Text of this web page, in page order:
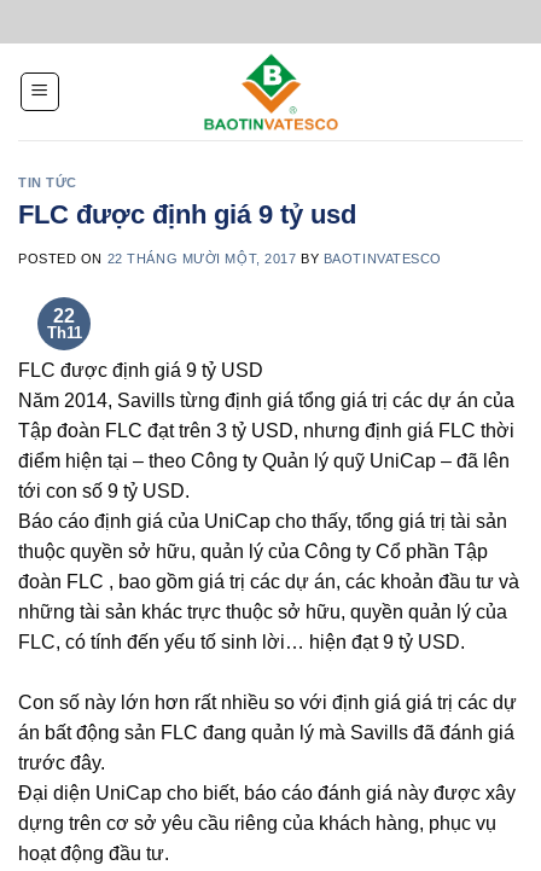
to
content
TIN TỨC
FLC được định giá 9 tỷ usd
POSTED ON 22 THÁNG MƯỜI MỘT, 2017 BY BAOTINVATESCO
22
Th11
FLC được định giá 9 tỷ USD
Năm 2014, Savills từng định giá tổng giá trị các dự án của
Tập đoàn FLC đạt trên 3 tỷ USD, nhưng định giá FLC thời
điểm hiện tại – theo Công ty Quản lý quỹ UniCap – đã lên
tới con số 9 tỷ USD.
Báo cáo định giá của UniCap cho thấy, tổng giá trị tài sản
thuộc quyền sở hữu, quản lý của Công ty Cổ phần Tập
đoàn FLC , bao gồm giá trị các dự án, các khoản đầu tư và
những tài sản khác trực thuộc sở hữu, quyền quản lý của
FLC, có tính đến yếu tố sinh lời… hiện đạt 9 tỷ USD.
Con số này lớn hơn rất nhiều so với định giá giá trị các dự
án bất động sản FLC đang quản lý mà Savills đã đánh giá
trước đây.
Đại diện UniCap cho biết, báo cáo đánh giá này được xây
dựng trên cơ sở yêu cầu riêng của khách hàng, phục vụ
hoạt động đầu tư.